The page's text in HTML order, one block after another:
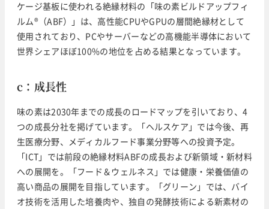
ケージ基板に使われる絶縁材料の「味の素ビルドアップフィ
ルム®（ABF）」は、高性能CPUやGPUの層間絶縁材として
使用されており、PCやサーバーなどの高機能半導体において
世界シェアほぼ100%の地位を占める結果となっています。
c：成長性
味の素は2030年までの成長のロードマップを引いており、4
つの成長分社を掲げています。「ヘルスケア」では今後、再
生医療分野、メディカルフード事業分野等への投資予定。
「ICT」では前段の絶縁材料ABFの成長および新領域・新材料
への展開を。「フード＆ウェルネス」では健康・栄養価値の
高い商品の展開を目指しています。「グリーン」では、バイ
オ技術を活用した培養肉や、独自の発酵技術による新素材の